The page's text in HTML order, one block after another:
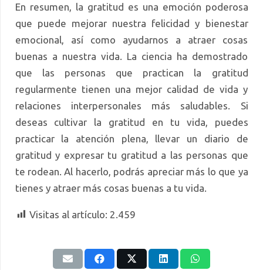
En resumen, la gratitud es una emoción poderosa
que puede mejorar nuestra felicidad y bienestar
emocional, así como ayudarnos a atraer cosas
buenas a nuestra vida. La ciencia ha demostrado
que las personas que practican la gratitud
regularmente tienen una mejor calidad de vida y
relaciones interpersonales más saludables. Si
deseas cultivar la gratitud en tu vida, puedes
practicar la atención plena, llevar un diario de
gratitud y expresar tu gratitud a las personas que
te rodean. Al hacerlo, podrás apreciar más lo que ya
tienes y atraer más cosas buenas a tu vida.
Visitas al artículo: 2.459